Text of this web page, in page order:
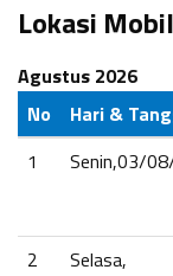
Lokasi
Agustus 2026
No
Hari &
1
Senin,03/
2
Selasa,